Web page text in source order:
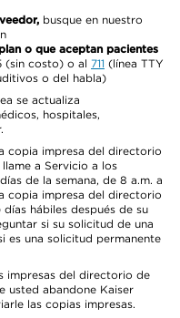
busque en nuestro
o que aceptan pacientes
(sin costo) o al 711 (línea TTY
o del habla)
se actualiza
hospitales,
copia impresa del directorio
a Servicio a los
de la semana, de 8 a.m. a
copia impresa del directorio
hábiles después de su
si su solicitud de una
es una solicitud permanente
impresas del directorio de
usted abandone Kaiser
las copias impresas.